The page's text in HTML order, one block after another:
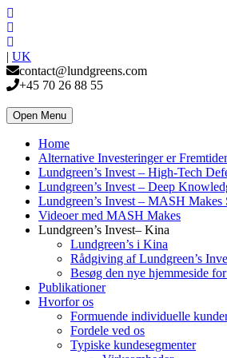
| UK
contact@lundgreens.com
+45 70 26 88 55
Open Menu
Home
Alternative Investeringer er
Lundgreen’s Invest – High-Tech
Lundgreen’s Invest – Deep
Lundgreen’s Invest – MASH
Videoer med MASH Makes
Lundgreen’s Invest– Kina
Lundgreen’s i Kina
Rådgiving af Lundgreen’s
Besøg den nye hjemmeside
Publikationer
Hvorfor os
Formuende individuelle
Fordele ved os
Typiske kundesegmenter